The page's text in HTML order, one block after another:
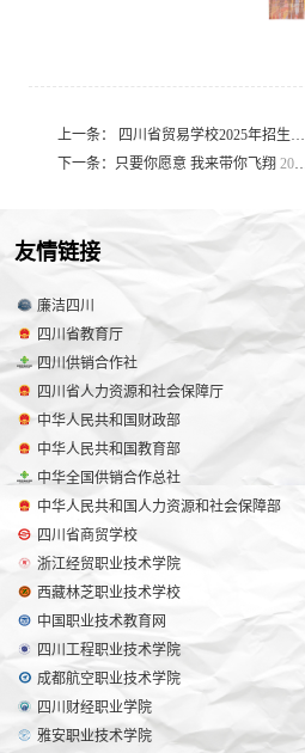
上一条： 四川省贸易学校2025年招生简章（彝区9+3）
下一条：只要你愿意 我来带你飞翔 2026-08-06
友情链接
廉洁四川
四川省教育厅
四川供销合作社
四川省人力资源和社会保障厅
中华人民共和国财政部
中华人民共和国教育部
中华全国供销合作总社
中华人民共和国人力资源和社会保障部
四川省商贸学校
浙江经贸职业技术学院
西藏林芝职业技术学校
中国职业技术教育网
四川工程职业技术学院
成都航空职业技术学院
四川财经职业学院
雅安职业技术学院